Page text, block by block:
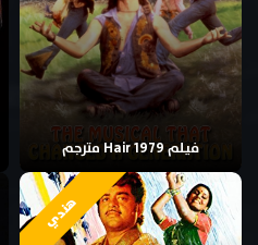
فيلم Hair 1979 مترجم
هندي